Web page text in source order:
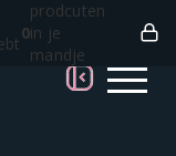
0
prodcuten
in je
mandje